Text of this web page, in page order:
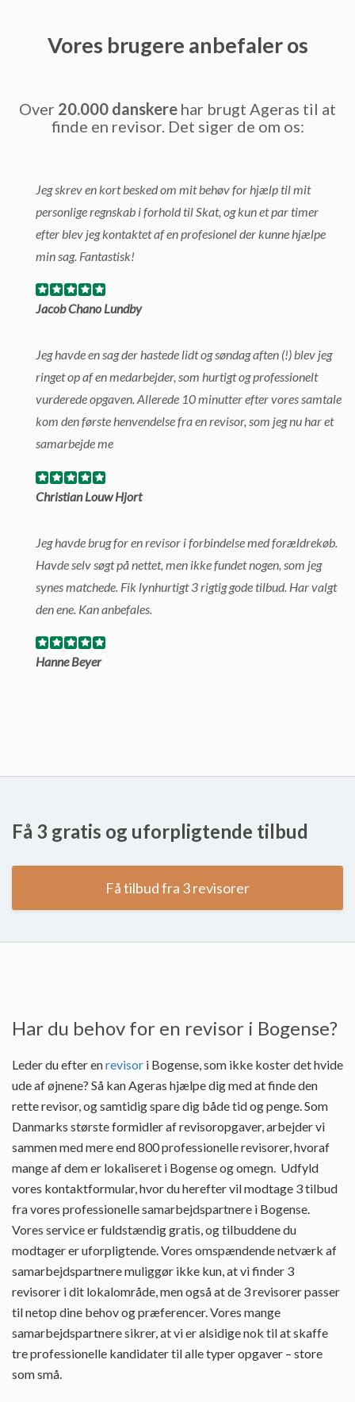
Vores brugere anbefaler os
Over 20.000 danskere har brugt Ageras til at
finde en revisor. Det siger de om os:
Jeg skrev en kort besked om mit behøv for hjælp til mit
personlige regnskab i forhold til Skat, og kun et par timer
efter blev jeg kontaktet af en profesionel der kunne hjælpe
min sag. Fantastisk!
Jacob Chano Lundby
Jeg havde en sag der hastede lidt og søndag aften (!) blev jeg
ringet op af en medarbejder, som hurtigt og professionelt
vurderede opgaven. Allerede 10 minutter efter vores samtale
kom den første henvendelse fra en revisor, som jeg nu har et
samarbejde me
Christian Louw Hjort
Jeg havde brug for en revisor i forbindelse med forældrekøb.
Havde selv søgt på nettet, men ikke fundet nogen, som jeg
synes matchede. Fik lynhurtigt 3 rigtig gode tilbud. Har valgt
den ene. Kan anbefales.
Hanne Beyer
Få 3 gratis og uforpligtende tilbud
Få tilbud fra 3 revisorer
Har du behov for en revisor i Bogense?
Leder du efter enrevisor i Bogense, som ikke koster det hvide
ude af øjnene? Så kan Ageras hjælpe dig med at finde den
rette revisor, og samtidig spare dig både tid og penge. Som
Danmarks største formidler af revisoropgaver, arbejder vi
sammen med mere end 800 professionelle revisorer, hvoraf
mange af dem er lokaliseret i Bogense og omegn. Udfyld
vores kontaktformular, hvor du herefter vil modtage 3 tilbud
fra vores professionelle samarbejdspartnere i Bogense.
Vores service er fuldstændig gratis, og tilbuddene du
modtager er uforpligtende. Vores omspændende netværk af
samarbejdspartnere muliggør ikke kun, at vi finder 3
revisorer i dit lokalområde, men også at de 3 revisorer passer
til netop dine behov og præferencer. Vores mange
samarbejdspartnere sikrer, at vi er alsidige nok til at skaffe
tre professionelle kandidater til alle typer opgaver – store
som små.